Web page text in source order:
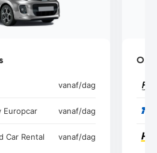
vanaf/dag
Europcar vanaf/dag
Car Rental vanaf/dag